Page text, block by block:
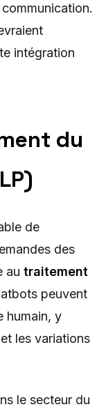
intégration
du
de
des
au traitement
peuvent
humain, y
les variations
le secteur du